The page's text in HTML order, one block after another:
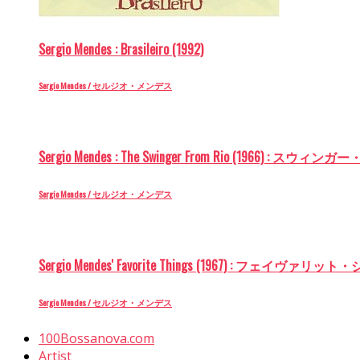
Sergio Mendes : Brasileiro (1992)
Sergio Mendes / セルジオ・メンデス
Sergio Mendes : The Swinger From Rio (1966) : スウィンガ
Sergio Mendes / セルジオ・メンデス
Sergio Mendes' Favorite Things (1967) : フェイヴァリット・
Sergio Mendes / セルジオ・メンデス
100Bossanova.com
Artist